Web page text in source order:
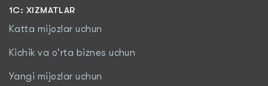
1С: XIZMATLAR
Katta mijozlar uchun
Kichik va o'rta biznes uchun
Yangi mijozlar uchun